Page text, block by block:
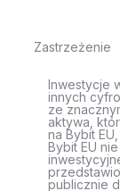
Zastrzeżenie
Inwestycje
innych
ze
aktywa,
na Bybit
Bybit EU
publicznie